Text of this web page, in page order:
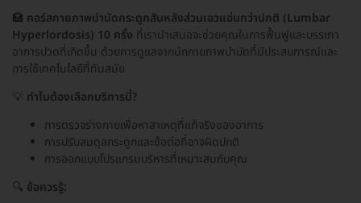
🏥 คอร์สกายภาพบำบัดกระดูกสันหลังส่วนเอวแอ่นกว่าปกติ (Lumbar
Hyperlordosis) 10 ครั้ง ที่เรานำเสนอจะช่วยคุณในการฟื้นฟูและบรรเทา
อาการปวดที่เกิดขึ้น ด้วยการดูแลจากนักกายภาพบำบัดที่มีประสบการณ์และ
การใช้เทคโนโลยีที่ทันสมัย
💡 ทำไมต้องเลือกบริการนี้?
การตรวจร่างกายเพื่อหาสาเหตุที่แท้จริงของอาการ
การปรับสมดุลกระดูกและข้อต่อที่อาจผิดปกติ
การออกแบบโปรแกรมบริหารที่เหมาะสมกับคุณ
🔍 ข้อควรรู้: